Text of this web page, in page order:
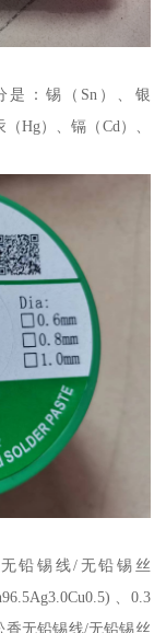
是：锡（Sn）、银
Hg）、镉（Cd）、
铅锡线/无铅锡丝
、0.3
香无铅锡线/无铅锡丝